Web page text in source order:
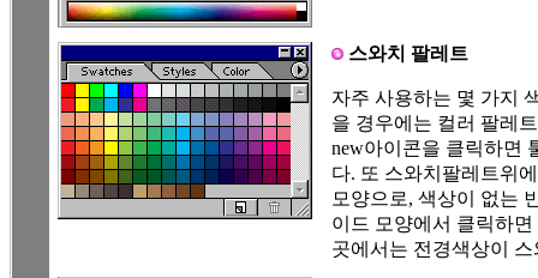
스와치 팔레트
자주 사용하는 몇 가지
을 경우에는 컬러 팔레
new아이콘을 클릭하면
다. 또 스와치팔레트위
모양으로, 색상이 없는
이드 모양에서 클릭하
곳에서는 전경색상이